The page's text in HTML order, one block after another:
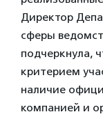
Директор
сферы
подчеркнула,
критерием
наличие
компанией и